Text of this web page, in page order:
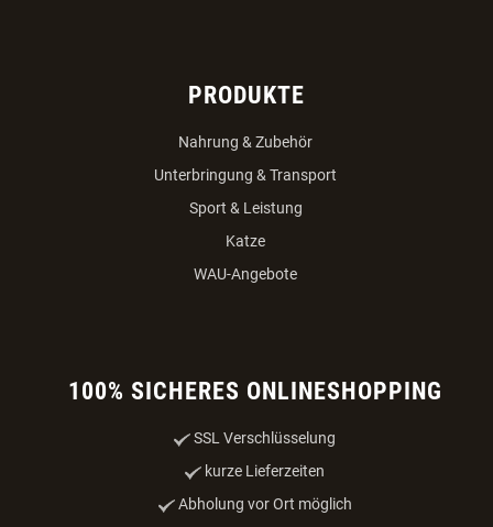
PRODUKTE
Nahrung & Zubehör
Unterbringung & Transport
Sport & Leistung
Katze
WAU-Angebote
100% SICHERES ONLINESHOPPING
SSL Verschlüsselung
kurze Lieferzeiten
Abholung vor Ort möglich